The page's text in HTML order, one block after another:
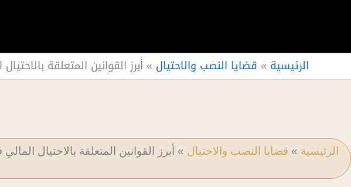
الرئيسية » قضايا النصب والاحتيال » أبرز القوانين المتعلقة
الرئيسية » قضايا النصب والاحتيال » أبرز القوانين المتعلقة بالاحتيال